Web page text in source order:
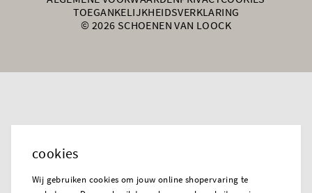
TOEGANKELIJKHEIDSVERKLARING
© 2026 SCHOENEN VAN LOOCK
cookies
Wij gebruiken cookies om jouw online shopervaring te